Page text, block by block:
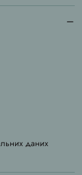
даних